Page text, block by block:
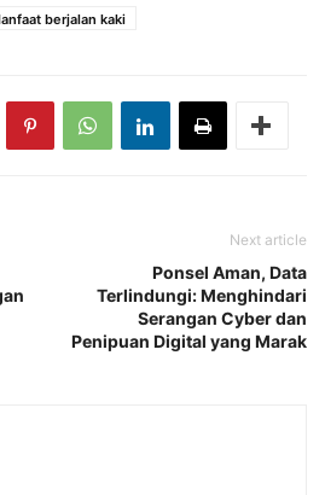
berjalan kaki
Next article
Ponsel Aman, Data
Terlindungi: Menghindari
Serangan Cyber dan
Penipuan Digital yang Marak